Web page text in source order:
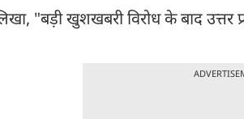
"बड़ी खुशखबरी विरोध के बाद